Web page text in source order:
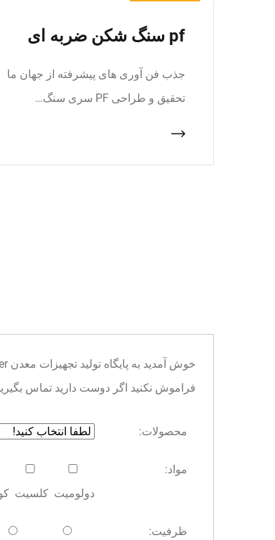
pf سنگ شکن ضربه ای
جذب فن آوری های پیشرفته از جهان ما
تحقیق و طراحی PF سری سنگ…
فراموش نکنید اگر دوست دارید تماس بگیرید.
محصولات:
مواد:
دولومیت کلسیت
ظرفیت: